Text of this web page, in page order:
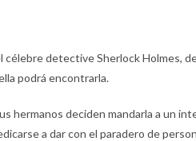
célebre detective Sherlock Holmes,
podrá encontrarla.
hermanos deciden mandarla a un
a dar con el paradero de